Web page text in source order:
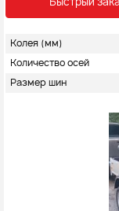
Быстрый
Колея (мм)
Количество осей
Размер шин